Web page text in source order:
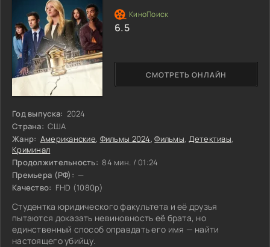
Год выпуска: 2024
Страна: США
Жанр: Американские, Фильмы 2024,Фильмы, Детективы,
Криминал
Продолжительность: 84 мин. / 01:24
Премьера (РФ): —
Качество: FHD (1080p)
Студентка юридического факультета и её друзья
пытаются доказать невиновность её брата, но
единственный способ оправдать его имя — найти
настоящего убийцу.
СМОТРЕТЬ ОНЛАЙН
6.5